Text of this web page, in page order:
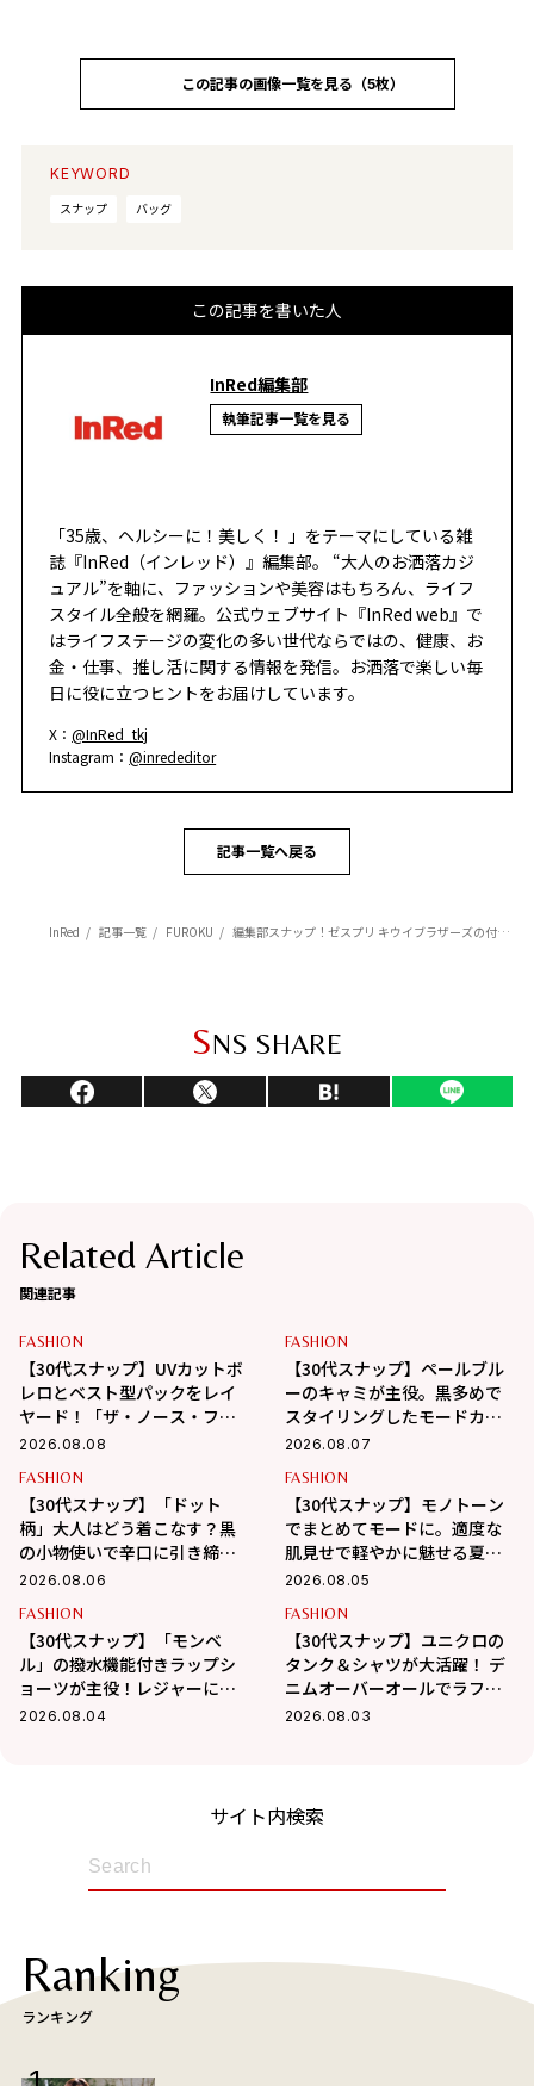
この記事の画像一覧を見る（5枚）
KEYWORD
スナップ
バッグ
この記事を書いた人
InRed編集部
執筆記事一覧を見る
「35歳、ヘルシーに！美しく！ 」をテーマにしている雑
誌『InRed（インレッド）』編集部。 “大人のお洒落カジ
ュアル”を軸に、ファッションや美容はもちろん、ライフ
スタイル全般を網羅。公式ウェブサイト『InRed web』で
はライフステージの変化の多い世代ならではの、健康、お
金・仕事、推し活に関する情報を発信。お洒落で楽しい毎
日に役に立つヒントをお届けしています。
X：@InRed_tkj
Instagram：@inrededitor
記事一覧へ戻る
InRed 記事一覧 FUROKU 編集部スナップ！ゼスプリ キウイブラザーズの付録はバッグチャームとしても可愛すぎる♡ 【インレッド7月号】
SNS SHARE
Related Article
関連記事
FASHION
【30代スナップ】UVカットボ
レロとベスト型パックをレイ
ヤード！「ザ・ノース・フェ
イス」で作る大人カジュアル
2026.08.08
FASHION
【30代スナップ】ペールブル
ーのキャミが主役。黒多めで
スタイリングしたモードカジ
ュアル
2026.08.07
FASHION
【30代スナップ】「ドット
柄」大人はどう着こなす？黒
の小物使いで辛口に引き締め
るバランス学
2026.08.06
FASHION
【30代スナップ】モノトーン
でまとめてモードに。適度な
肌見せで軽やかに魅せる夏ス
タイル
2026.08.05
FASHION
【30代スナップ】「モンベ
ル」の撥水機能付きラップシ
ョーツが主役！レジャーにも
最適なアクティブコーデ
2026.08.04
FASHION
【30代スナップ】ユニクロの
タンク＆シャツが大活躍！ デ
ニムオーバーオールでラフに
まとめた真夏コーデ
2026.08.03
サイト内検索
Ranking
ランキング